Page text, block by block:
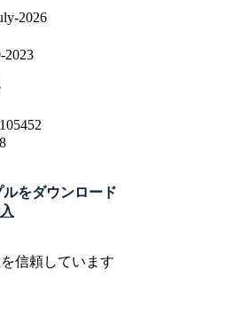
2026
2023
をダウンロード
信頼しています